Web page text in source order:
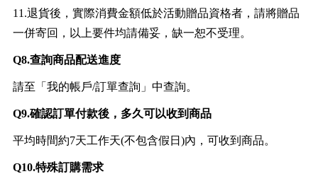
11.退貨後，實際消費金額低於活動贈品資格者，請將贈品
一併寄回，以上要件均請備妥，缺一恕不受理。
Q8.查詢商品配送進度
請至「我的帳戶/訂單查詢」中查詢。
Q9.確認訂單付款後，多久可以收到商品
平均時間約7天工作天(不包含假日)內，可收到商品。
Q10.特殊訂購需求